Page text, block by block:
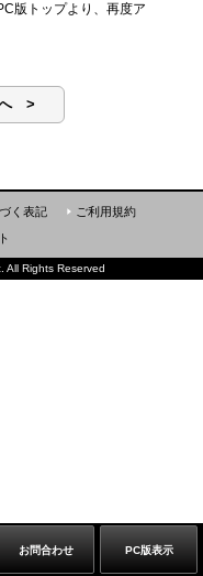
版トップより、再度ア
へ >
お問合わせ PC版表示
く表記
ご利用規約
All Rights Reserved